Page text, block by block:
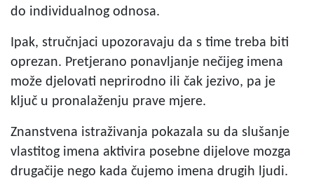
do individualnog odnosa.
Ipak, stručnjaci upozoravaju da s time treba biti
oprezan. Pretjerano ponavljanje nečijeg imena
može djelovati neprirodno ili čak jezivo, pa je
ključ u pronalaženju prave mjere.
Znanstvena istraživanja pokazala su da slušanje
vlastitog imena aktivira posebne dijelove mozga
drugačije nego kada čujemo imena drugih ljudi.